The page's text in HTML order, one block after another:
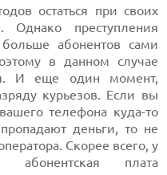
остаться при своих
преступления
абонентов сами
в данном случае
И еще один момент,
курьезов. Если вы
телефона куда-то
деньги, то не
Скорее всего, у
абонентская плата